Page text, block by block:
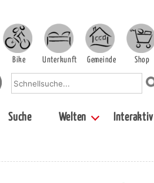
Bike Unterkunft Gemeinde Shop
Suche Welten Interaktiv